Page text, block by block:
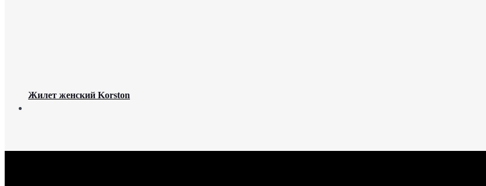
Жилет женский Korston